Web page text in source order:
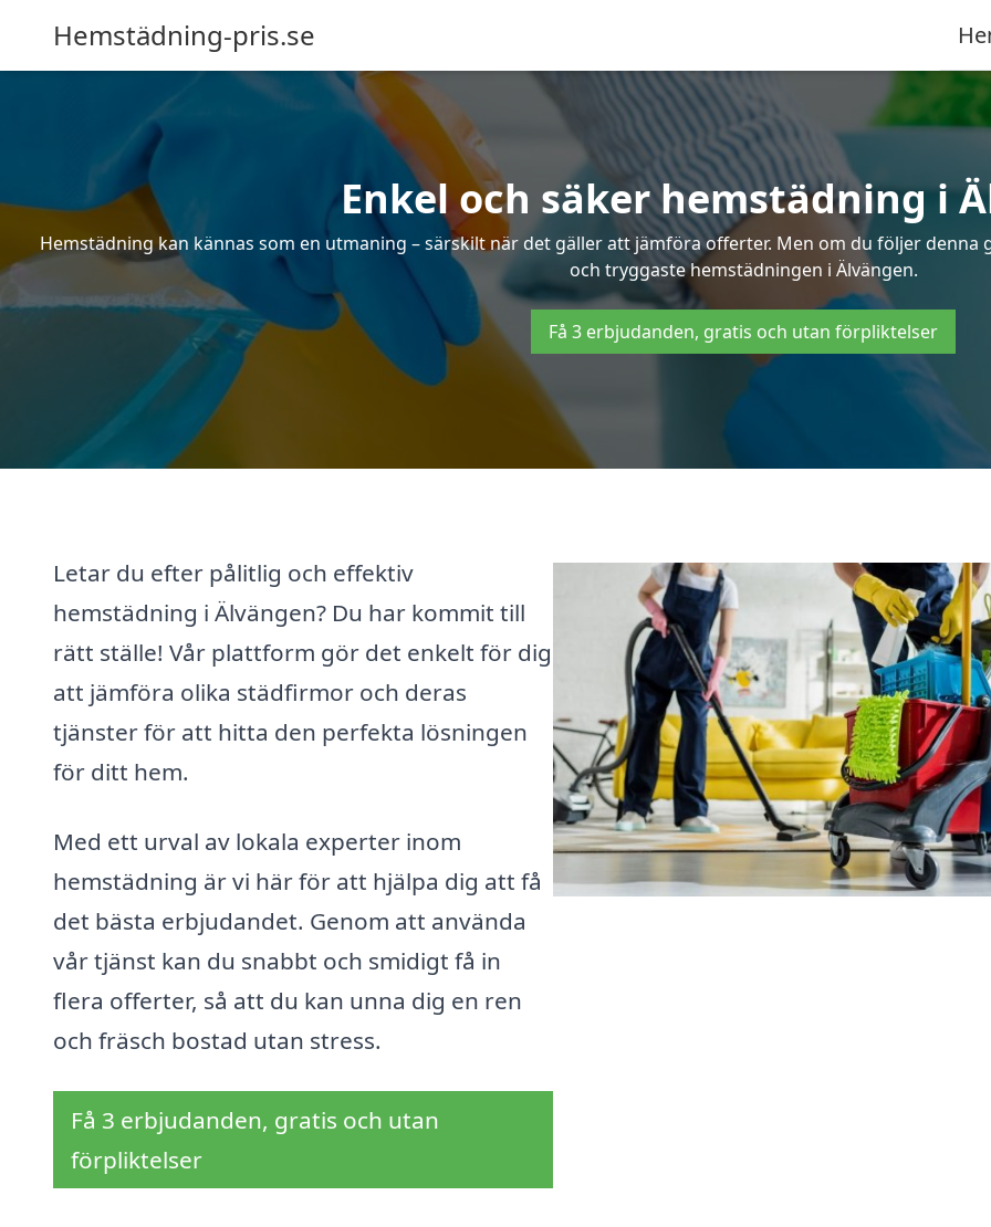
Hemstädning-pris.se
Enkel och säker hemstädning i
Hemstädning kan kännas som en utmaning – särskilt när det gäller att jämföra offerter. Men om du följer
och tryggaste hemstädningen i Älvängen.
Få 3 erbjudanden, gratis och utan förpliktelser
Letar du efter pålitlig och effektiv
hemstädning i Älvängen? Du har kommit till
rätt ställe! Vår plattform gör det enkelt för dig
att jämföra olika städfirmor och deras
tjänster för att hitta den perfekta lösningen
för ditt hem.
Med ett urval av lokala experter inom
hemstädning är vi här för att hjälpa dig att få
det bästa erbjudandet. Genom att använda
vår tjänst kan du snabbt och smidigt få in
flera offerter, så att du kan unna dig en ren
och fräsch bostad utan stress.
Få 3 erbjudanden, gratis och utan
förpliktelser